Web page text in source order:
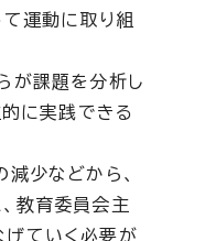
運動に取り組
が課題を分析し
的に実践できる
少などから、
教育委員会主
げていく必要が